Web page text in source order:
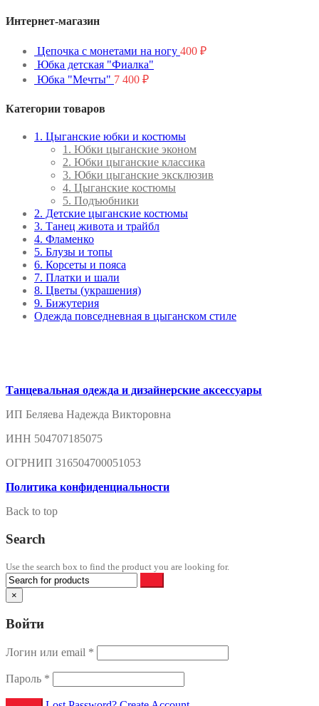
Интернет-магазин
Цепочка с монетами на ногу 400 ₽
Юбка детская "Фиалка"
Юбка "Мечты" 7 400 ₽
Категории товаров
1. Цыганские юбки и костюмы
1. Юбки цыганские эконом
2. Юбки цыганские классика
3. Юбки цыганские эксклюзив
4. Цыганские костюмы
5. Подъюбники
2. Детские цыганские костюмы
3. Танец живота и трайбл
4. Фламенко
5. Блузы и топы
6. Корсеты и пояса
7. Платки и шали
8. Цветы (украшения)
9. Бижутерия
Одежда повседневная в цыганском стиле
Танцевальная одежда и дизайнерские аксессуары
ИП Беляева Надежда Викторовна
ИНН 504707185075
ОГРНИП 316504700051053
Политика конфиденциальности
Back to top
Search
Use the search box to find the product you are looking for.
×
Войти
Логин или email *
Пароль *